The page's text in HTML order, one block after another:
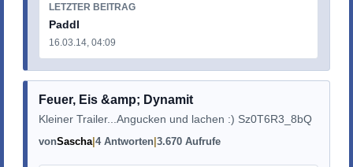
LETZTER BEITRAG
Paddl
16.03.14, 04:09
Feuer, Eis &amp; Dynamit
Kleiner Trailer...Angucken und lachen :) Sz0T6R3_8bQ
vonSascha 4 Antworten 3.670 Aufrufe